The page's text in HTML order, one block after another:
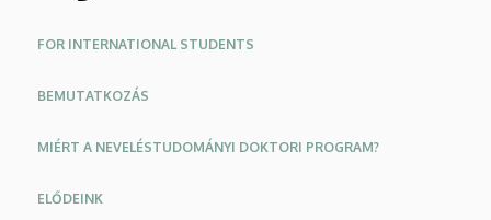
Tudományok
Doktori
Iskola
Oldalmenü
FOR INTERNATIONAL STUDENTS
BEMUTATKOZÁS
MIÉRT A NEVELÉSTUDOMÁNYI DOKTORI PROGRAM?
ELŐDEINK